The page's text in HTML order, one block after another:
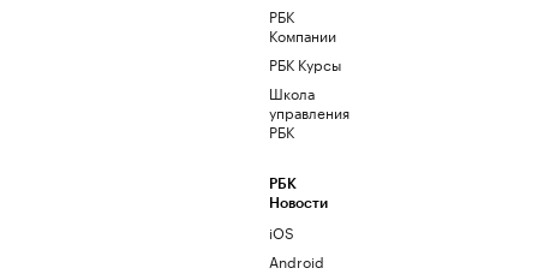
РБК
Компании
РБК Курсы
Школа
управления
РБК
РБК
Новости
iOS
Android